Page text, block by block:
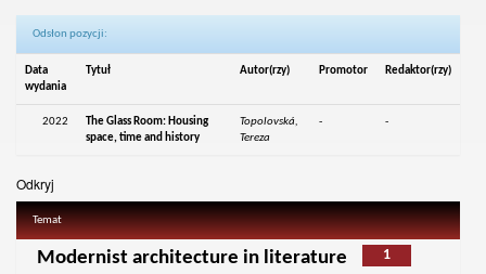
Odsłon pozycji:
Data
wydania
Tytuł Autor(rzy) Promotor Redaktor(rzy)
2022
The Glass Room: Housing
space, time and history
Topolovská,
Tereza
- -
Odkryj
Temat
1
Modernist architecture in literature